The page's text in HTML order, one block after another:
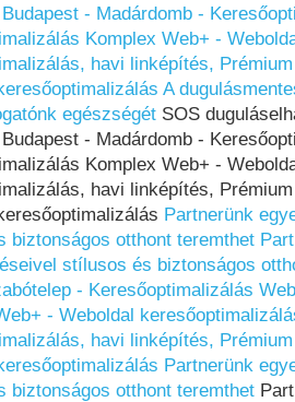
- Madárdomb -
Komplex Web+ -
havi linképítés,
A
egészségét SOS
- Madárdomb -
Komplex Web+ -
havi linképítés,
Partnerünk
biztonságos otthont teremthet
stílusos és biztonságos
- Keresőoptimalizálás
- Weboldal
havi linképítés,
Partnerünk
biztonságos otthont teremthet